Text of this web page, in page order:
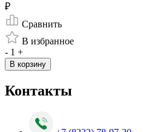
₽
Сравнить
В избранное
- 1 +
В корзину
Контакты